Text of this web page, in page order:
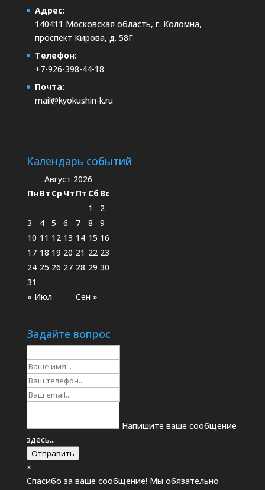
Адрес:
140411 Московская область, г. Коломна,
проспект Кирова, д. 58Г
Телефон:
+7-926-398-44-18
Почта:
mail@kyokushin-k.ru
Календарь событий
Август 2026
ПнВт Ср Чт Пт Сб Вс
« Июл Сен »
1
2
3
4 5 6 7 8
9
10 11 12 13 14 15 16
17 18 19 20 21 22 23
24 25 26 27 28 29 30
31
Задайте вопрос
Напишите ваше сообщение
здесь...
Отправить
×
Спасибо за ваше сообщение! Мы обязательно